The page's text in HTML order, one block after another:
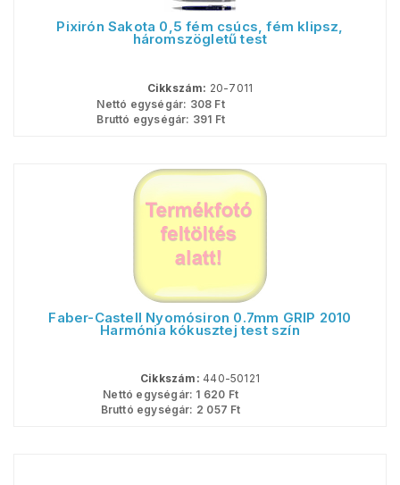
Pixirón Sakota 0,5 fém csúcs, fém klipsz,
háromszögletű test
Cikkszám: 20-7011
Nettó egységár: 308 Ft
Bruttó egységár: 391 Ft
Faber-Castell Nyomósiron 0.7mm GRIP 2010
Harmónia kókusztej test szín
Cikkszám: 440-50121
Nettó egységár: 1 620 Ft
Bruttó egységár: 2 057 Ft